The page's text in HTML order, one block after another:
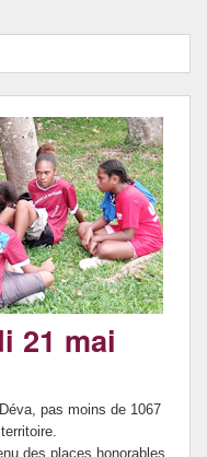
21 mai
pas moins de 1067
des places honorables